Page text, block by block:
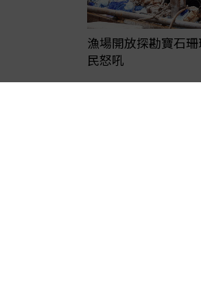
漁場開放探勘寶石珊
民怒吼